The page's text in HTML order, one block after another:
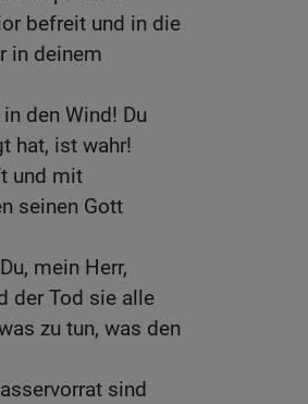
befreit und in die
in deinem
den Wind! Du
hat, ist wahr!
und mit
seinen Gott
mein Herr,
der Tod sie alle
zu tun, was den
sind